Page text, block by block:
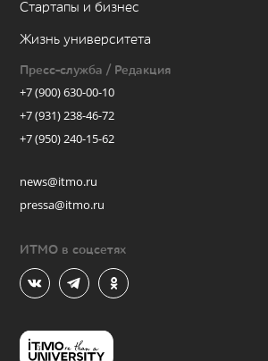
Стартапы и бизнес
Жизнь университета
Пресс-служба / Редакция
+7 (900) 630-00-10
+7 (931) 238-46-72
+7 (950) 240-15-62
news@itmo.ru
pressa@itmo.ru
ИТМО в соцсетях